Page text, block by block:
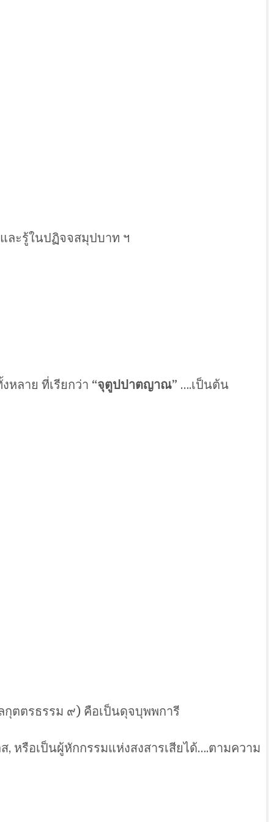
ละรู้ในปฏิจจสมุปบาท ฯ
หลาย ที่เรียกว่า “จุตูปปาตญาณ” ….เป็นต้น
กุตตรธรรม ๙) คือเป็นดุจบุพพการี
หรือเป็นผู้หักกรรมแห่งสงสารเสียได้….ตามความ